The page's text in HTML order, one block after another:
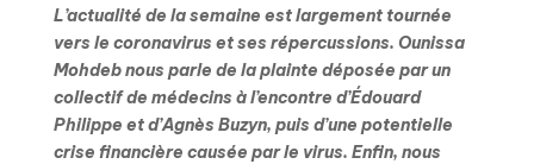
L’actualité de la semaine est largement tournée
vers le coronavirus et ses répercussions. Ounissa
Mohdeb nous parle de la plainte déposée par un
collectif de médecins à l’encontre d’Édouard
Philippe et d’Agnès Buzyn, puis d’une potentielle
crise financière causée par le virus. Enfin, nous